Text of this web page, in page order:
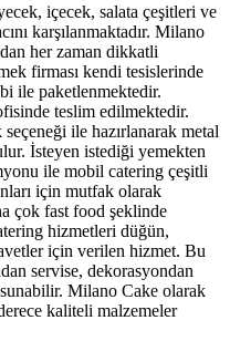
içecek, salata çeşitleri ve
karşılanmaktadır. Milano
her zaman dikkatli
firması kendi tesislerinde
ile paketlenmektedir.
teslim edilmektedir.
ile hazırlanarak metal
İsteyen istediği yemekten
ile mobil catering çeşitli
için mutfak olarak
çok fast food şeklinde
hizmetleri düğün,
için verilen hizmet. Bu
servise, dekorasyondan
Milano Cake olarak
kaliteli malzemeler